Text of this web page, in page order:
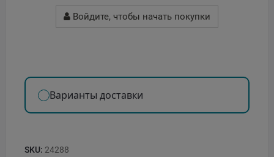
Войдите, чтобы начать покупки
Варианты доставки
SKU: 24288